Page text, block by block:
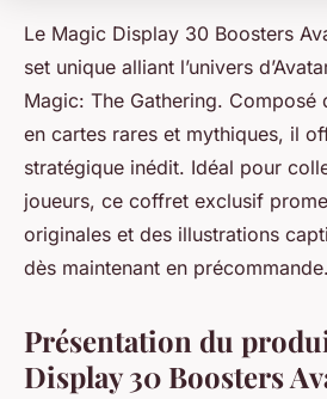
Le Magic Display 30 Boosters
set unique alliant l’univers
Magic: The Gathering. Composé
en cartes rares et mythiques, il
stratégique inédit. Idéal pour
joueurs, ce coffret exclusif
originales et des illustrations
dès maintenant en précommande.
Présentation du
Display 30 Boosters